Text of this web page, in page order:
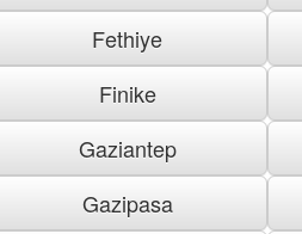
Fethiye
Finike
Gaziantep
Gazipasa